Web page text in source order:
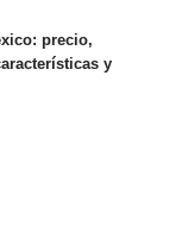
precio,
y